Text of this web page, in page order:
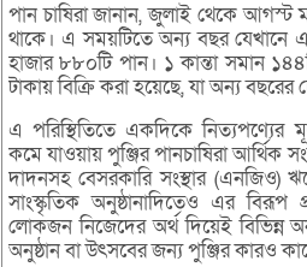
পান চাষিরা জানান, জুলাই থেকে আগস্ট
থাকে। এ সময়টিতে অন্য বছর যেখানে
হাজার ৮৮০টি পান। ১ কান্তা সমান
টাকায় বিক্রি করা হয়েছে, যা অন্য বছরের
এ পরিস্থিতিতে একদিকে নিত্যপণ্যের
কমে যাওয়ায় পুঞ্জির পানচাষিরা আর্থিক
দাদনসহ বেসরকারি সংস্থার (এনজিও)
সাংস্কৃতিক অনুষ্ঠানাদিতেও এর বিরূপ
লোকজন নিজেদের অর্থ দিয়েই বিভিন্ন
অনুষ্ঠান বা উৎসবের জন্য পুঞ্জির কারও